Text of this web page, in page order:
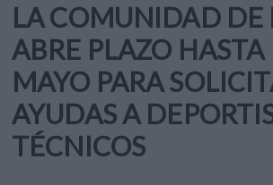
LA COMUNIDAD
ABRE PLAZO HASTA
MAYO PARA
AYUDAS A
TÉCNICOS